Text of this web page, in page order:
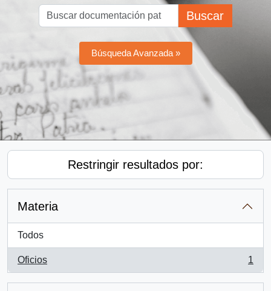
Buscar
Búsqueda Avanzada »
Restringir resultados por:
Materia
Todos
Oficios
, 1 resultados
1